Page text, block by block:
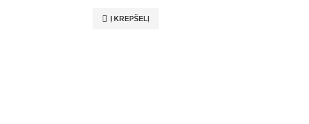
Į KREPŠELĮ